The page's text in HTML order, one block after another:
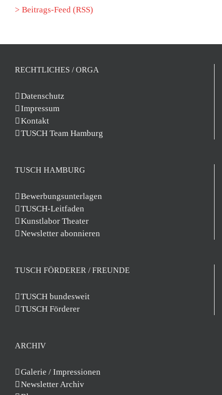
> Beitrags-Feed (RSS)
RECHTLICHES / ORGA
Datenschutz
Impressum
Kontakt
TUSCH Team Hamburg
TUSCH HAMBURG
Bewerbungsunterlagen
TUSCH-Leitfaden
Kunstlabor Theater
Newsletter abonnieren
TUSCH FÖRDERER / FREUNDE
TUSCH bundesweit
TUSCH Förderer
ARCHIV
Galerie / Impressionen
Newsletter Archiv